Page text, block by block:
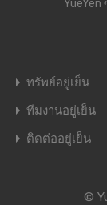
ทรัพย์อยู่เย็น
ทีมงานอยู่เย็น
ติดต่ออยู่เย็น
©